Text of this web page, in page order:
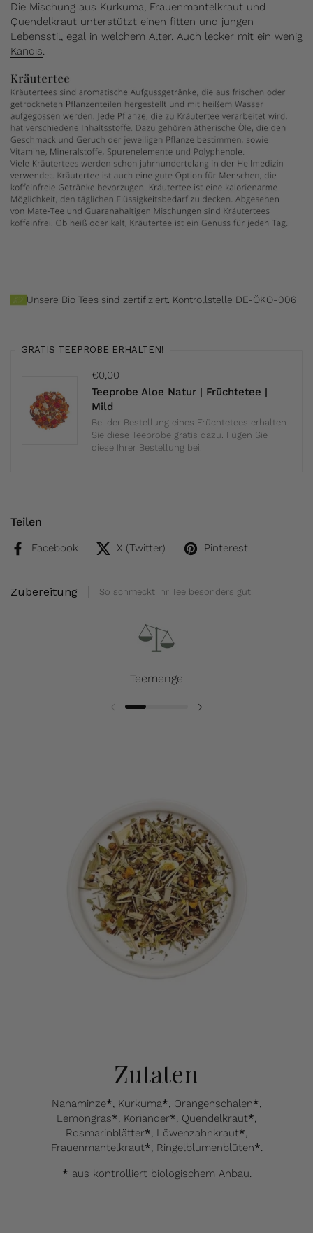
Die Mischung aus Kurkuma, Frauenmantelkraut und
Quendelkraut unterstützt einen fitten und jungen
Lebensstil, egal in welchem Alter. Auch lecker mit ein wenig
Kandis.
Unsere Bio Tees sind zertifiziert. Kontrollstelle DE-ÖKO-006
GRATIS TEEPROBE ERHALTEN!
€0,00
Teeprobe Aloe Natur | Früchtetee |
Mild
Bei der Bestellung eines Früchtetees erhalten
Sie diese Teeprobe gratis dazu. Fügen Sie
diese Ihrer Bestellung bei.
Teilen
Facebook X (Twitter) Pinterest
Zubereitung So schmeckt Ihr Tee besonders gut!
Teemenge
Zutaten
Nanaminze*, Kurkuma*, Orangenschalen*,
Lemongras*, Koriander*, Quendelkraut*,
Rosmarinblätter*, Löwenzahnkraut*,
Frauenmantelkraut*, Ringelblumenblüten*.
* aus kontrolliert biologischem Anbau.